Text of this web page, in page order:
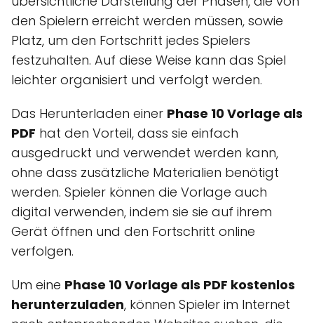
den Spielern erreicht werden müssen, sowie
Platz, um den Fortschritt jedes Spielers
festzuhalten. Auf diese Weise kann das Spiel
leichter organisiert und verfolgt werden.
Das Herunterladen einer Phase 10 Vorlage als
PDF hat den Vorteil, dass sie einfach
ausgedruckt und verwendet werden kann,
ohne dass zusätzliche Materialien benötigt
werden. Spieler können die Vorlage auch
digital verwenden, indem sie sie auf ihrem
Gerät öffnen und den Fortschritt online
verfolgen.
Um eine Phase 10 Vorlage als PDF kostenlos
herunterzuladen, können Spieler im Internet